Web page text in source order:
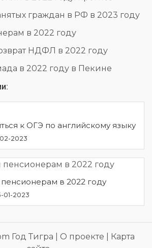
граждан в РФ в 2023 году
в 2022 году
НДФЛ в 2022 году
в 2022 году в Пекине
к ОГЭ по английскому языку
2023
в 2022 году
01-2023
Год Тигра | О проекте
Карта